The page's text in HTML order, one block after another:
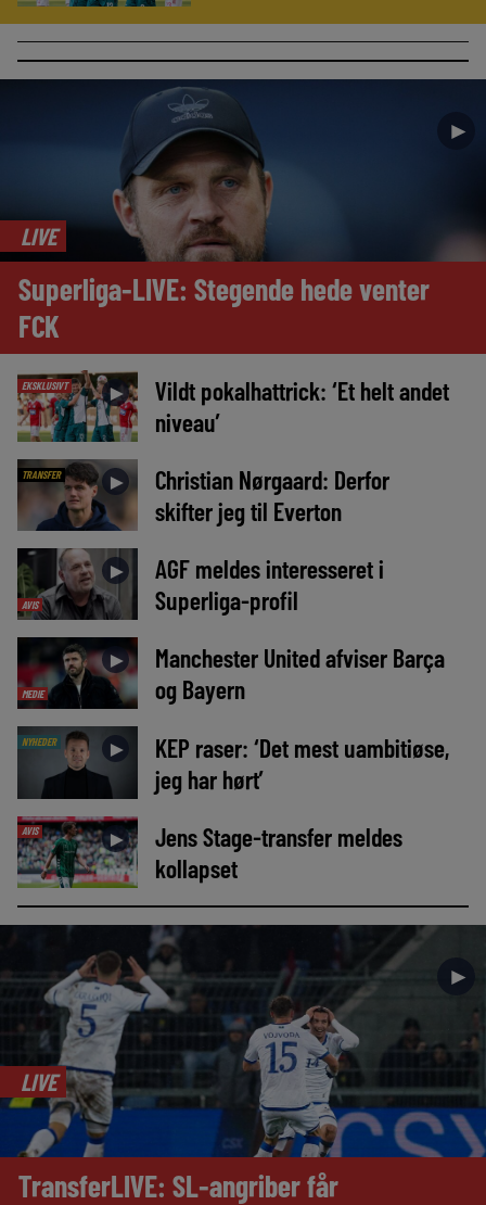
►
LIVE
Superliga-LIVE: Stegende hede venter
FCK
EKSKLUSIVT ►
Vildt pokalhattrick: ‘Et helt andet
niveau’
TRANSFER ►
Christian Nørgaard: Derfor
skifter jeg til Everton
AVIS
►
AGF meldes interesseret i
Superliga-profil
MEDIE
►
Manchester United afviser Barça
og Bayern
NYHEDER ►
KEP raser: ‘Det mest uambitiøse,
jeg har hørt’
AVIS ►
Jens Stage-transfer meldes
kollapset
►
LIVE
TransferLIVE: SL-angriber får